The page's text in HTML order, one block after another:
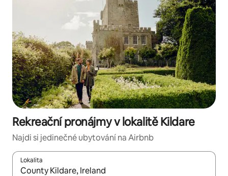
Rekreační pronájmy v lokalitě Kildare
Najdi si jedinečné ubytování na Airbnb
Lokalita
Až budou výsledky k dispozici, můžeš si je procházet pomocí